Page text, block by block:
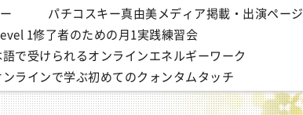
パチコスキー真由美メディア掲載・出演ページ
1修了者のための月1実践練習会
で受けられるオンラインエネルギーワーク
ラインで学ぶ初めてのクォンタムタッチ